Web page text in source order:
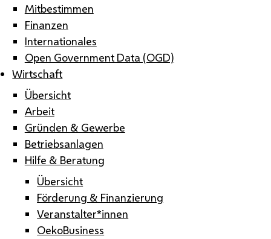
Mitbestimmen
Finanzen
Internationales
Open Government Data (OGD)
Wirtschaft
Übersicht
Arbeit
Gründen & Gewerbe
Betriebsanlagen
Hilfe & Beratung
Übersicht
Förderung & Finanzierung
Veranstalter*innen
OekoBusiness